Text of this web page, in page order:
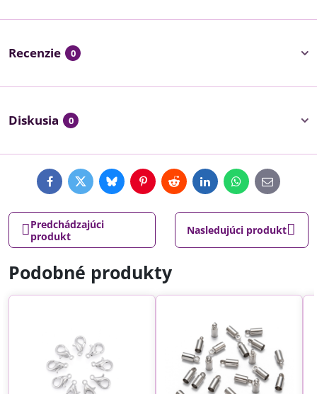
Recenzie 0
Diskusia 0
FacebookTwitterBlueskyPinterestRedditLinkedInWhatsApp
E-
mail
Predchádzajúci
produkt
Nasledujúci produkt
Podobné produkty